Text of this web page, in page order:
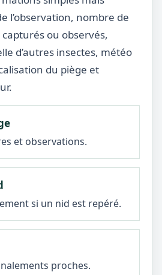
l’observation, nombre de
ou observés,
d’autres insectes, météo
du piège et
et observations.
si un nid est repéré.
proches.